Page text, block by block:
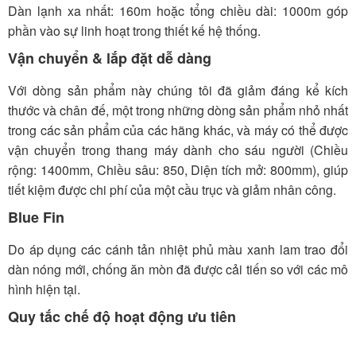
Dàn lạnh xa nhất: 160m hoặc tổng chiều dài: 1000m góp
phần vào sự linh hoạt trong thiết kế hệ thống.
Vận chuyển & lắp đặt dễ dàng
Với dòng sản phẩm này chúng tôi đã giảm đáng kể kích
thước và chân đế, một trong những dòng sản phẩm nhỏ nhất
trong các sản phẩm của các hãng khác, và máy có thể được
vận chuyển trong thang máy dành cho sáu người (Chiều
rộng: 1400mm, Chiều sâu: 850, Diện tích mở: 800mm), giúp
tiết kiệm được chi phí của một cầu trục và giảm nhân công.
Blue Fin
Do áp dụng các cánh tản nhiệt phủ màu xanh lam trao đổi
dàn nóng mới, chống ăn mòn đã được cải tiến so với các mô
hình hiện tại.
Quy tắc chế độ hoạt động ưu tiên